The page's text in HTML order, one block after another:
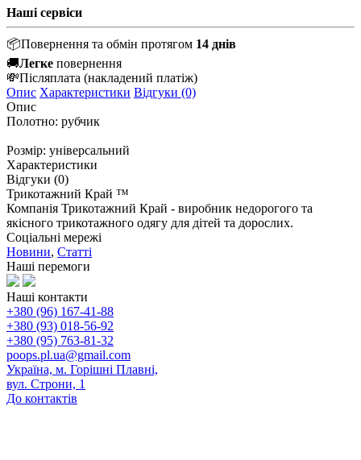
Наші сервіси
📦Повернення та обмін протягом 14 днів
🚚Легке повернення
💸Післяплата (накладений платіж)
Опис Характеристики Відгуки (0)
Опис
Полотно: рубчик
Розмір: універсальний
Характеристики
Відгуки (0)
Трикотажний Край ™
Компанія Трикотажний Край - виробник недорогого та
якісного трикотажного одягу для дітей та дорослих.
Соціальні мережі
Новини, Статті
Наші перемоги
Наші контакти
+380 (96) 167-41-88
+380 (93) 018-56-92
+380 (95) 763-81-32
poops.pl.ua@gmail.com
Україна, м. Горішні Плавні,
вул. Строни, 1
До контактів